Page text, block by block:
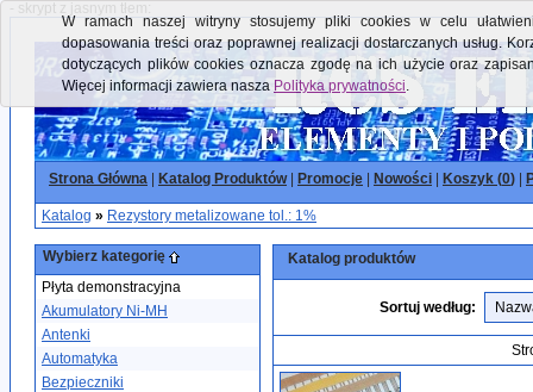
- skrypt z jasnym tłem:
Strona Główna Katalog Produktów| Promocje Nowości Koszyk (0)
Katalog » Rezystory metalizowane tol.: 1%
Wybierz kategorię
Płyta demonstracyjna
Akumulatory Ni-MH
Antenki
Automatyka
Bezpieczniki
Katalog produktów
Sortuj według:
W ramach naszej witryny stosujemy pliki cookies w celu
dopasowania treści oraz poprawnej realizacji dostarczanych usług.
dotyczących plików cookies oznacza zgodę na ich użycie oraz
Więcej informacji zawiera nasza Polityka prywatności.